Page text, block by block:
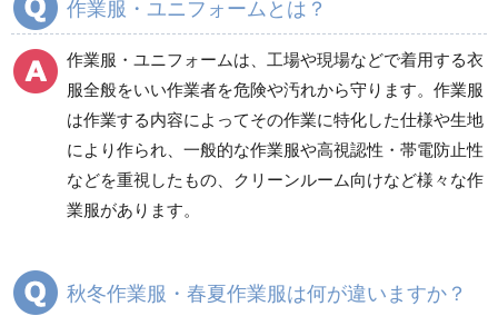
電気保守用品 ワイパー クリーンルーム対策用品
防災グッズ（防災セット） 救急医療品
健康管理器具 季節商品 ウイルス対策用品
商品カテゴリ一覧
秋冬長袖
秋冬長袖
作業服・ユニフォームとは？
作業服・ユニフォームは、工場や現場などで着用する衣
服全般をいい作業者を危険や汚れから守ります。作業服
は作業する内容によってその作業に特化した仕様や生地
により作られ、一般的な作業服や高視認性・帯電防止性
などを重視したもの、クリーンルーム向けなど様々な作
業服があります。
秋冬作業服・春夏作業服は何が違いますか？